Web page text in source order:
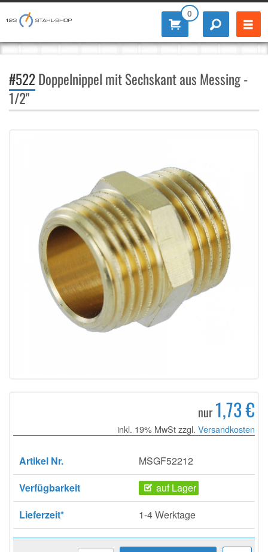
0
#522Doppelnippel mit Sechskant aus Messing -
1/2"
nur1,73 €
inkl. 19% MwSt zzgl. Versandkosten
Artikel Nr.
MSGF52212
Verfügbarkeit
auf Lager
Lieferzeit*
1-4 Werktage